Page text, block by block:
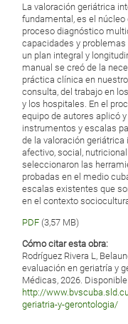
La valoración geriátrica
fundamental, es el
proceso diagnóstico
capacidades y problemas
un plan integral y
manual se creó de la
práctica clínica en
consulta, del trabajo en
y los hospitales. En el
equipo de autores aplicó
instrumentos y escalas
de la valoración
afectivo, social,
seleccionaron las
probadas en el medio
escalas existentes que
en el contexto
PDF (3,57 MB)
Cómo citar esta obra:
Rodríguez Rivera L,
evaluación en geriatría y
Médicas, 2026. Disponible
http://
geriatria-y-gerontologia/